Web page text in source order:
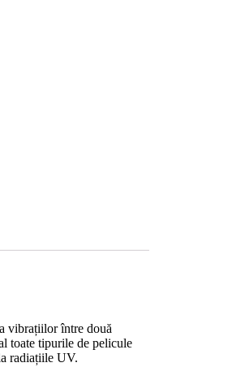
vibrațiilor între două
toate tipurile de pelicule
radiațiile UV.